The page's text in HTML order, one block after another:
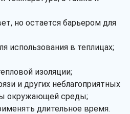
но остается барьером для
использования в теплицах;
изоляции;
и других неблагоприятных
окружающей среды;
длительное время.